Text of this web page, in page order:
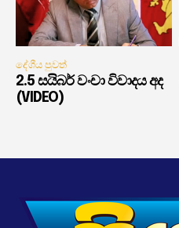
දේශීය පුවත්
2.5 සයිබර් වංචා විවාදය අද
(VIDEO)